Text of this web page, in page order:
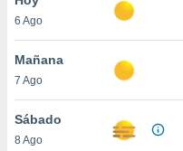
en
más
nuestra
6 Ago
Mañana
7 Ago
Sábado
8 Ago